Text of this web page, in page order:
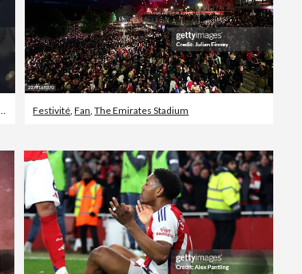
Festivité,Fan,The Emirates Stadium